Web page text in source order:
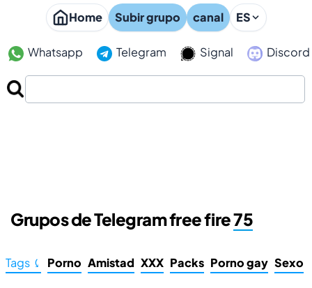
Home Subir grupo canal ES
Whatsapp Telegram Signal Discord
Grupos de Telegram free fire75
Tags ⤹ Porno Amistad XXX Packs Porno gay Sexo